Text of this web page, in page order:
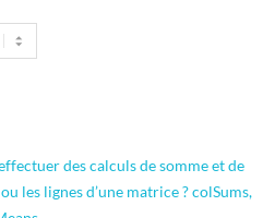
des calculs de somme et de
les lignes d’une matrice ? colSums,